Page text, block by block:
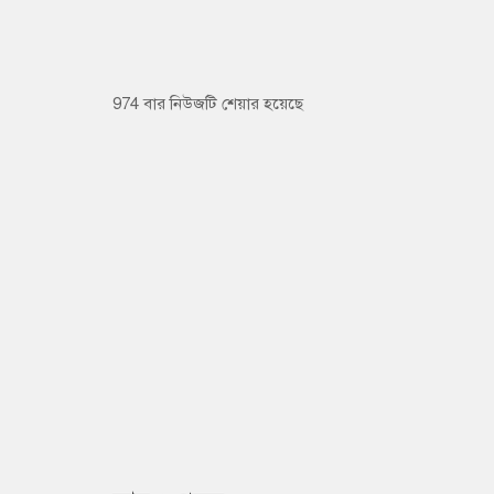
974 বার নিউজটি শেয়ার হয়েছে